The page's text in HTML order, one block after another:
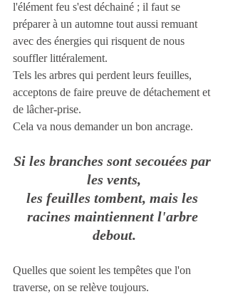
l'élément feu s'est déchainé ; il faut se
préparer à un automne tout aussi remuant
avec des énergies qui risquent de nous
souffler littéralement.
Tels les arbres qui perdent leurs feuilles,
acceptons de faire preuve de détachement et
de lâcher-prise.
Cela va nous demander un bon ancrage.
Si les branches sont secouées par
les vents,
les feuilles tombent, mais les
racines maintiennent l'arbre
debout.
Quelles que soient les tempêtes que l'on
traverse, on se relève toujours.